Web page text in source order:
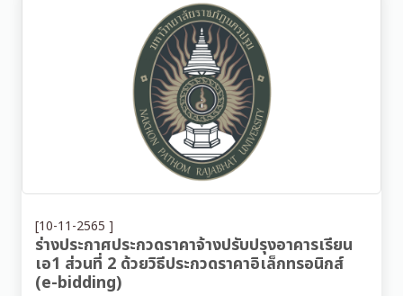
[10-11-2565 ]
ร่างประกาศประกวดราคาจ้างปรับปรุงอาคารเรียน
เอ1 ส่วนที่ 2 ด้วยวิธีประกวดราคาอิเล็กทรอนิกส์
(e-bidding)